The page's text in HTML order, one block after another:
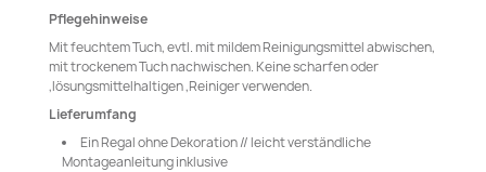
Pflegehinweise
Mit feuchtem Tuch, evtl. mit mildem Reinigungsmittel abwischen,
mit trockenem Tuch nachwischen. Keine scharfen oder
,lösungsmittelhaltigen ,Reiniger verwenden.
Lieferumfang
Ein Regal ohne Dekoration // leicht verständliche
Montageanleitung inklusive